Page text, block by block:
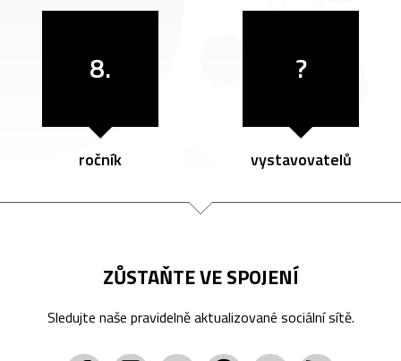
8.
ročník
?
vystavovatelů
ZŮSTAŇTE VE SPOJENÍ
Sledujte naše pravidelně aktualizované sociální sítě.